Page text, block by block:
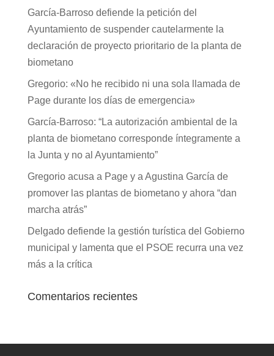
García-Barroso defiende la petición del
Ayuntamiento de suspender cautelarmente la
declaración de proyecto prioritario de la planta de
biometano
Gregorio: «No he recibido ni una sola llamada de
Page durante los días de emergencia»
García-Barroso: “La autorización ambiental de la
planta de biometano corresponde íntegramente a
la Junta y no al Ayuntamiento”
Gregorio acusa a Page y a Agustina García de
promover las plantas de biometano y ahora “dan
marcha atrás”
Delgado defiende la gestión turística del Gobierno
municipal y lamenta que el PSOE recurra una vez
más a la crítica
Comentarios recientes